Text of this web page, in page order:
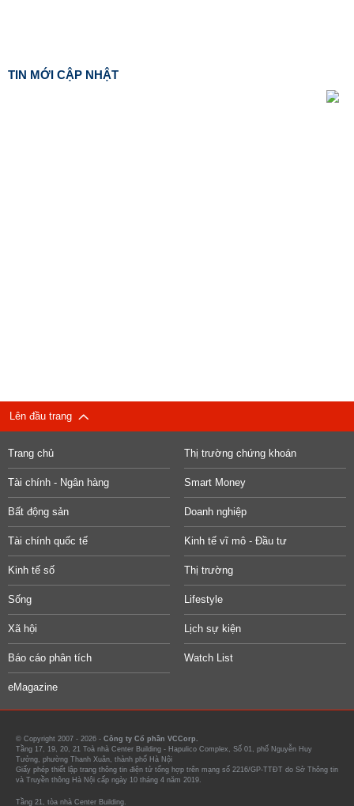
TIN MỚI CẬP NHẬT
Lên đầu trang
Trang chủ Thị trường chứng khoán
Tài chính - Ngân hàng Smart Money
Bất động sản Doanh nghiệp
Tài chính quốc tế Kinh tế vĩ mô - Đầu tư
Kinh tế số Thị trường
Sống Lifestyle
Xã hội Lịch sự kiện
Báo cáo phân tích Watch List
eMagazine
© Copyright 2007 - 2026 - Công ty Cổ phần VCCorp.
Tầng 17, 19, 20, 21 Toà nhà Center Building - Hapulico Complex, Số 01, phố Nguyễn Huy
Tưởng, phường Thanh Xuân, thành phố Hà Nội
Giấy phép thiết lập trang thông tin điện tử tổng hợp trên mạng số 2216/GP-TTĐT do Sở Thông tin
và Truyền thông Hà Nội cấp ngày 10 tháng 4 năm 2019.
Tầng 21, tòa nhà Center Building.